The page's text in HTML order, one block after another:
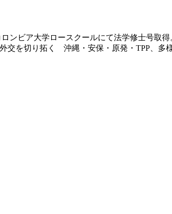
ンビア大学ロースクールにて法学修士号取
交を切り拓く 沖縄・安保・原発・TPP、多